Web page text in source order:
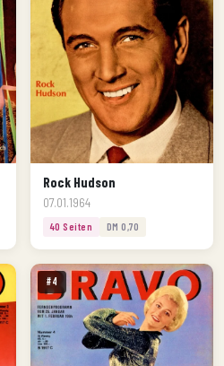
Rock Hudson
07.01.1964
40 Seiten DM 0,70
#4